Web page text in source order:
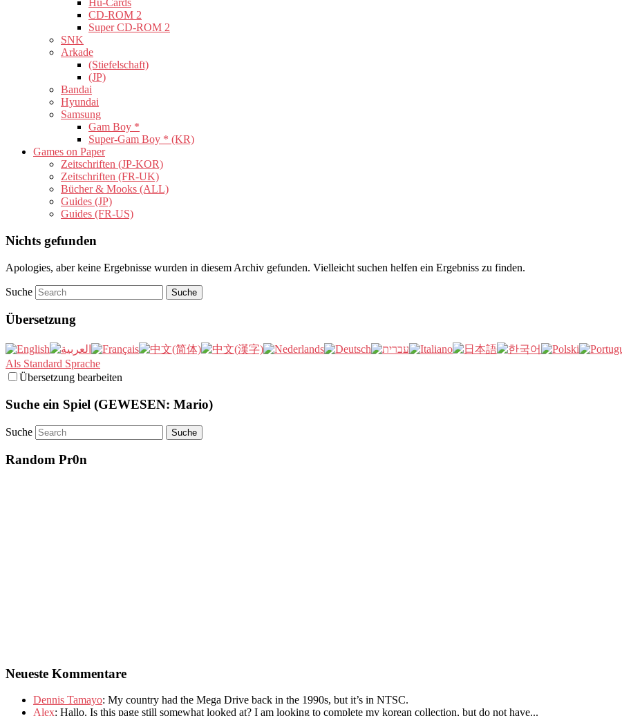
Hu-Cards
CD-ROM 2
Super CD-ROM 2
SNK
Arkade
(Stiefelschaft)
(JP)
Bandai
Hyundai
Samsung
Gam Boy *
Super-Gam Boy * (KR)
Games on Paper
Zeitschriften (JP-KOR)
Zeitschriften (FR-UK)
Bücher & Mooks (ALL)
Guides (JP)
Guides (FR-US)
Nichts gefunden
Apologies, aber keine Ergebnisse wurden in diesem Archiv gefunden. Vielleicht suchen helfen ein Ergebniss zu finden.
Suche
Übersetzung
Als Standard Sprache
Übersetzung bearbeiten
Suche ein Spiel (GEWESEN: Mario)
Suche
Random Pr0n
Neueste Kommentare
Dennis Tamayo: My country had the Mega Drive back in the 1990s, but it’s in NTSC.
Alex: Hallo. Is this page still somewhat looked at? I am looking to complete my korean collection, but do not have...